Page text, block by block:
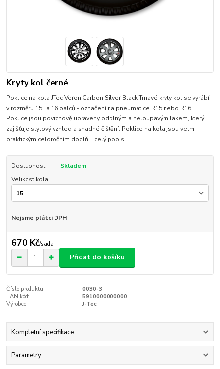
Kryty kol černé
Poklice na kola JTec Veron Carbon Silver Black Tmavé kryty kol se vyrábí
v rozměru 15" a 16 palců - označení na pneumatice R15 nebo R16.
Poklice jsou povrchově upraveny odolným a neloupavým lakem, který
zajišťuje stylový vzhled a snadné čištění. Poklice na kola jsou velmi
praktickým celoročním doplň... celý popis
Dostupnost
Skladem
Velikost kola
Nejsme plátci DPH
670 Kč/sada
Přidat do košíku
Číslo produktu:
0030-3
EAN kód:
5910000000000
Výrobce:
J-Tec
Kompletní specifikace
Parametry